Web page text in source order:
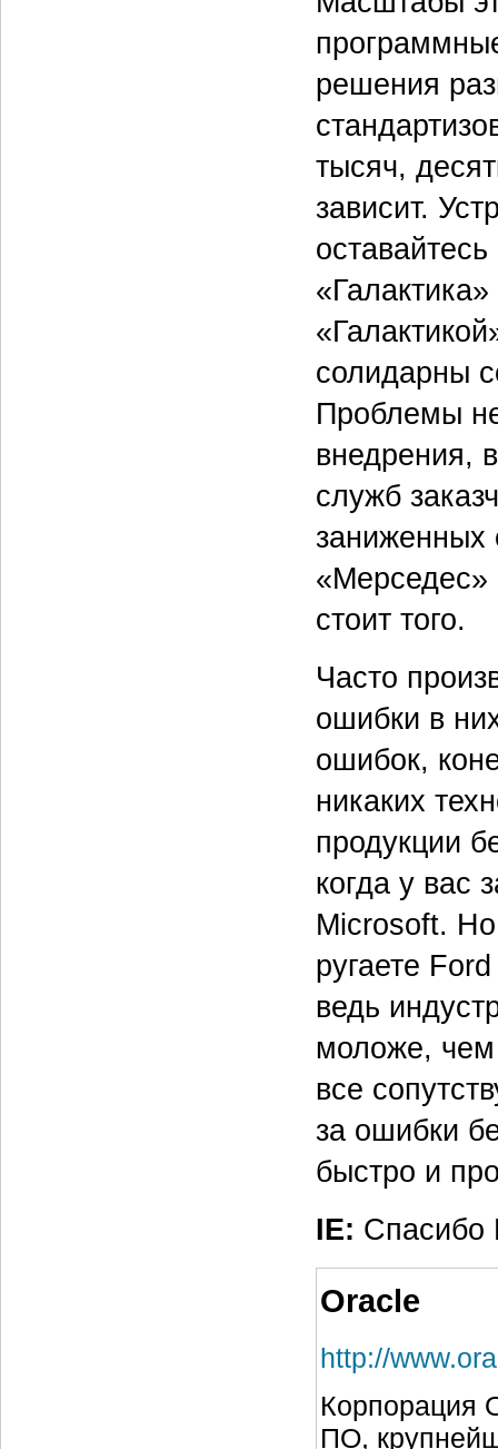
решения
тысяч,
зависит.
солидарны
Проблемы
внедрения,
служб
заниженных
«Мерседес»
стоит того.
Часто
ошибки в
ошибок,
никаких
продукции
когда у вас
Microsoft.
ругаете
ведь
моложе, чем
все
за ошибки
быстро и
IE: Спасибо
Oracle
http://
Корпорация
ПО,